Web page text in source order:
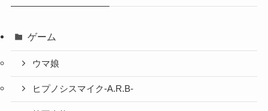
ゲーム
ウマ娘
ヒプノシスマイク-A.R.B-